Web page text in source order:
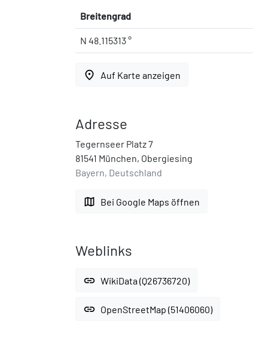
Breitengrad
N 48.115313 °
place Auf Karte anzeigen
Adresse
Tegernseer Platz 7
81541 München, Obergiesing
Bayern, Deutschland
map Bei Google Maps öffnen
Weblinks
link WikiData (Q26736720)
link OpenStreetMap (51406060)